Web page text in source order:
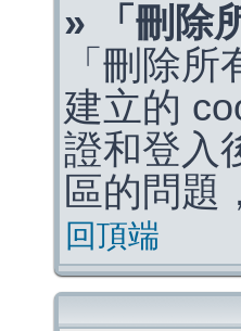
» 「刪除
「刪除
建立的
證和登入
區的問題
回頂端